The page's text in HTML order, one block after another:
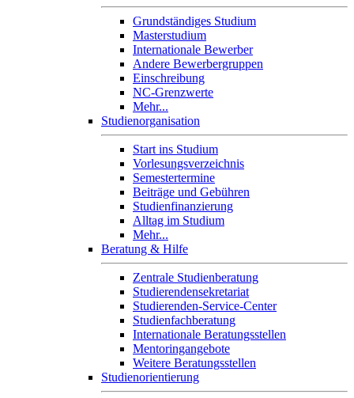
Grundständiges Studium
Masterstudium
Internationale Bewerber
Andere Bewerbergruppen
Einschreibung
NC-Grenzwerte
Mehr...
Studienorganisation
Start ins Studium
Vorlesungsverzeichnis
Semestertermine
Beiträge und Gebühren
Studienfinanzierung
Alltag im Studium
Mehr...
Beratung & Hilfe
Zentrale Studienberatung
Studierendensekretariat
Studierenden-Service-Center
Studienfachberatung
Internationale Beratungsstellen
Mentoringangebote
Weitere Beratungsstellen
Studienorientierung